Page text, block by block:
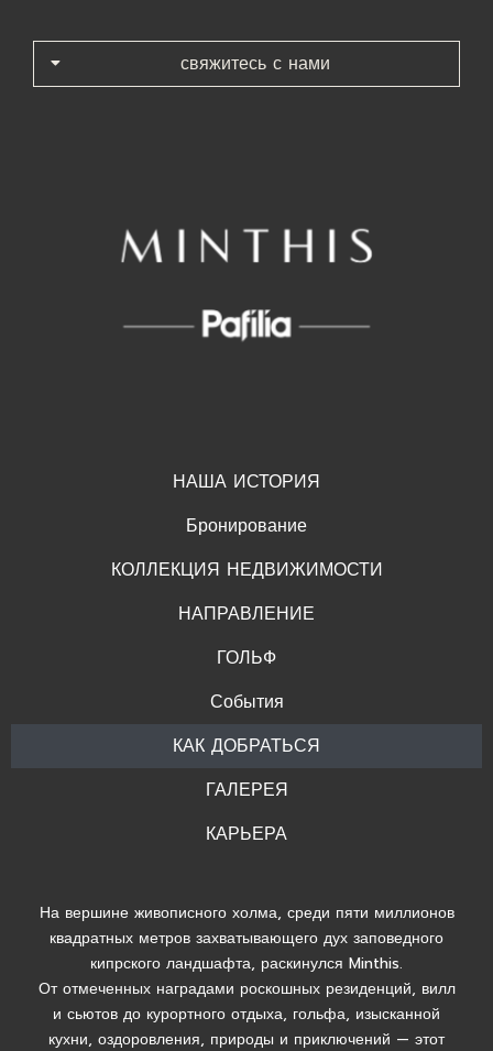
свяжитесь с нами
НАША ИСТОРИЯ
Бронирование
КОЛЛЕКЦИЯ НЕДВИЖИМОСТИ
НАПРАВЛЕНИЕ
ГОЛЬФ
События
КАК ДОБРАТЬСЯ
ГАЛЕРЕЯ
КАРЬЕРА
На вершине живописного холма, среди пяти миллионов
квадратных метров захватывающего дух заповедного
кипрского ландшафта, раскинулся Minthis.
От отмеченных наградами роскошных резиденций, вилл
и сьютов до курортного отдыха, гольфа, изысканной
кухни, оздоровления, природы и приключений — этот